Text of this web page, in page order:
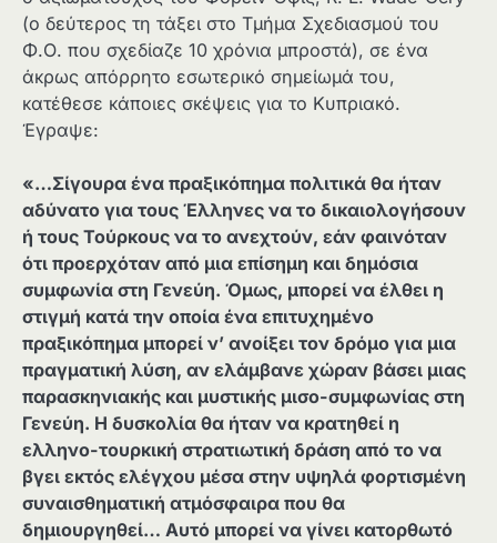
(ο δεύτερος τη τάξει στο Τμήμα Σχεδιασμού του
Φ.Ο. που σχεδίαζε 10 χρόνια μπροστά), σε ένα
άκρως απόρρητο εσωτερικό σημείωμά του,
κατέθεσε κάποιες σκέψεις για το Κυπριακό.
Έγραψε:
«…Σίγουρα ένα πραξικόπημα πολιτικά θα ήταν
αδύνατο για τους Έλληνες να το δικαιολογήσουν
ή τους Τούρκους να το ανεχτούν, εάν φαινόταν
ότι προερχόταν από μια επίσημη και δημόσια
συμφωνία στη Γενεύη. Όμως, μπορεί να έλθει η
στιγμή κατά την οποία ένα επιτυχημένο
πραξικόπημα μπορεί ν’ ανοίξει τον δρόμο για μια
πραγματική λύση, αν ελάμβανε χώραν βάσει μιας
παρασκηνιακής και μυστικής μισο-συμφωνίας στη
Γενεύη. Η δυσκολία θα ήταν να κρατηθεί η
ελληνο-τουρκική στρατιωτική δράση από το να
βγει εκτός ελέγχου μέσα στην υψηλά φορτισμένη
συναισθηματική ατμόσφαιρα που θα
δημιουργηθεί… Αυτό μπορεί να γίνει κατορθωτό